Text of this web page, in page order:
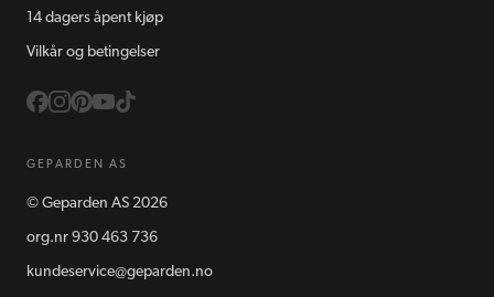
14 dagers åpent kjøp
Vilkår og betingelser
GEPARDEN AS
© Geparden AS 2026
org.nr 930 463 736
kundeservice@geparden.no